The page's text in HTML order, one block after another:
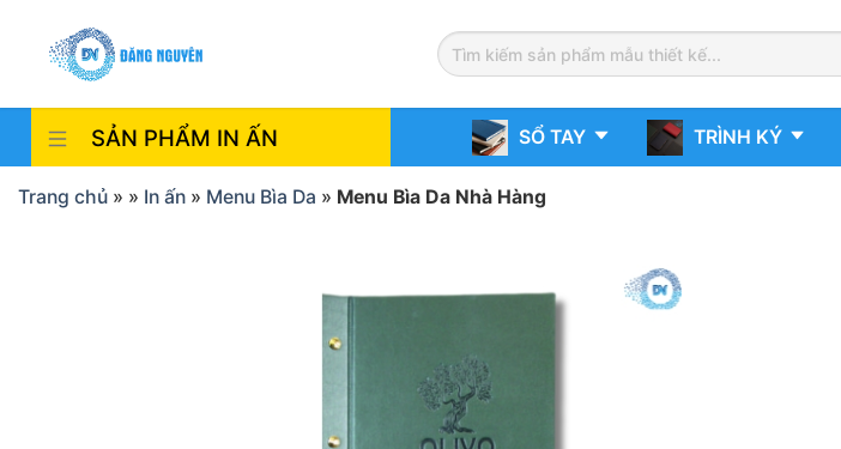
content
SẢN PHẨM IN ẤN SỔ TAY TRÌNH KÝ
Trang chủ » » In ấn » Menu Bìa Da » Menu Bìa Da Nhà Hàng